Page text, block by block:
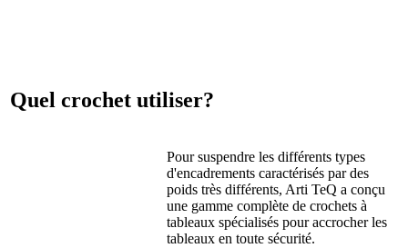
Quel crochet utiliser?
Pour suspendre les différents types
d'encadrements caractérisés par des
poids très différents, Arti TeQ a conçu
une gamme complète de crochets à
tableaux spécialisés pour accrocher les
tableaux en toute sécurité.